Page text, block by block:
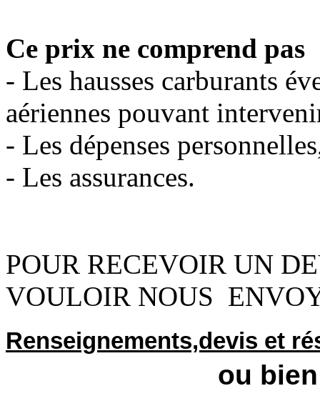
Ce prix ne comprend pas
- Les hausses carburants
aériennes pouvant
- Les dépenses
- Les assurances.
POUR RECEVOIR UN
VOULOIR NOUS
Renseignements,devis et
ou bien